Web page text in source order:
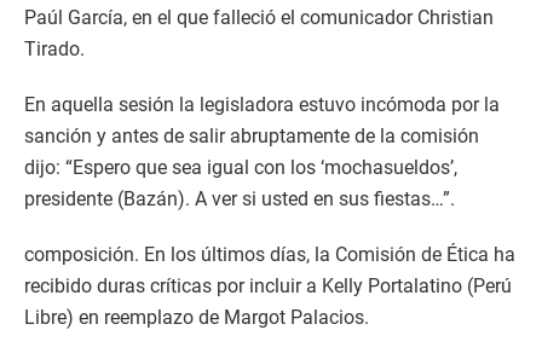
Paúl García, en el que falleció el comunicador Christian
Tirado.
En aquella sesión la legisladora estuvo incómoda por la
sanción y antes de salir abruptamente de la comisión
dijo: “Espero que sea igual con los ‘mochasueldos’,
presidente (Bazán). A ver si usted en sus fiestas…”.
composición. En los últimos días, la Comisión de Ética ha
recibido duras críticas por incluir a Kelly Portalatino (Perú
Libre) en reemplazo de Margot Palacios.